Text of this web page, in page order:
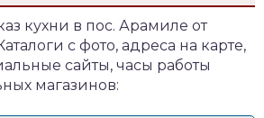
кухни в пос. Арамиле от
с фото, адреса на карте,
сайты, часы работы
магазинов: